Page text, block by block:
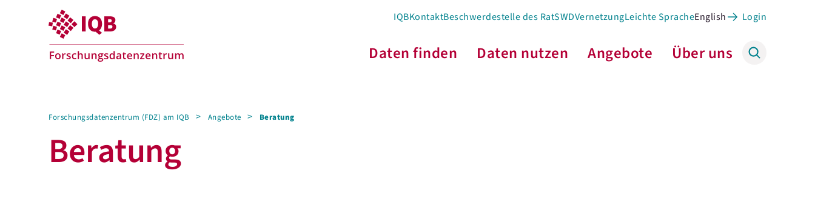
IQBKontaktBeschwerdestelle des RatSWDVernetzungLeichte SpracheEnglish Login
Daten finden Daten nutzen Angebote Über uns
Forschungsdatenzentrum (FDZ) am IQB Angebote Beratung
Beratung